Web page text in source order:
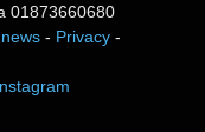
01873660680
- Privacy -